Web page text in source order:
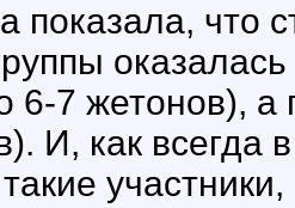
показала, что
6-7 жетонов), а
И, как всегда